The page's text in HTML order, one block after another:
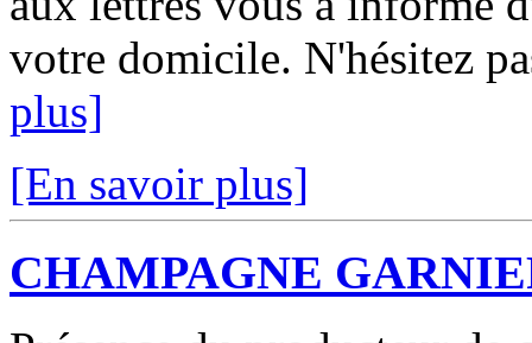
votre domicile. N'hésitez
plus]
[En savoir plus]
CHAMPAGNE